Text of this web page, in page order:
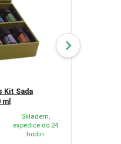
Kit Sada
Skladem,
expedice do 24
hodin